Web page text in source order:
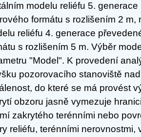
modelu reliéfu 5.
formátu s rozlišením 2 m,
reliéfu 4. generace
s rozlišením 5 m. Výběr
"Model". K provedení
pozorovacího stanoviště
do které se má provést
obzoru jasně vymezuje
zakrytého terénními nebo
reliéfu, terénními nerovnostmi,